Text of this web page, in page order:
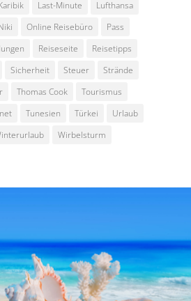
Last-Minute
Lufthansa
Online Reisebüro
Pass
Reiseseite
Reisetipps
Sicherheit Steuer
Strände
Thomas Cook
Tourismus
Tunesien Türkei
Urlaub
Wirbelsturm